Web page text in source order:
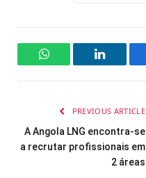
WhatsAppLinkedIn
PREVIOUS ARTICLE
A Angola LNG encontra-se
a recrutar profissionais em
2 áreas